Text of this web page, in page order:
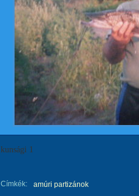
kunsági 1
Címkék:
amúri partizánok